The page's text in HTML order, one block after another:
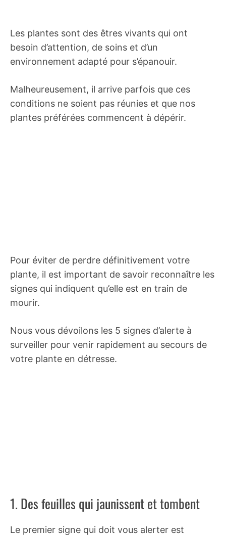
Les plantes sont des êtres vivants qui ont
besoin d’attention, de soins et d’un
environnement adapté pour s’épanouir.
Malheureusement, il arrive parfois que ces
conditions ne soient pas réunies et que nos
plantes préférées commencent à dépérir.
Pour éviter de perdre définitivement votre
plante, il est important de savoir reconnaître les
signes qui indiquent qu’elle est en train de
mourir.
Nous vous dévoilons les 5 signes d’alerte à
surveiller pour venir rapidement au secours de
votre plante en détresse.
1. Des feuilles qui jaunissent et tombent
Le premier signe qui doit vous alerter est